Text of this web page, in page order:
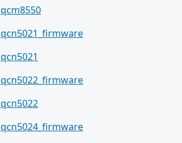
qcm8550
qcn5021_firmware
qcn5021
qcn5022_firmware
qcn5022
qcn5024_firmware